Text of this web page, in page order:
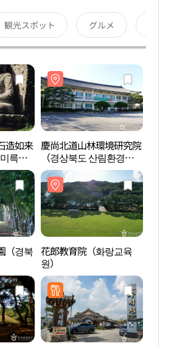
観光スポット グルメ
造如来
륵곡
慶尚北道山林環境研究院
（경상북도 산림환경연
구원）
（경북 花郎教育院（화랑교육
원）